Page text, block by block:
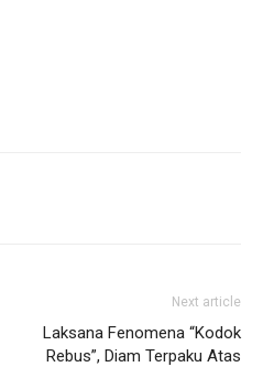
Next article
Laksana Fenomena “Kodok
Rebus”, Diam Terpaku Atas